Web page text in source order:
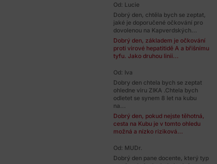
Od: Lucie
Dobrý den, chtěla bych se zeptat,
jaké je doporučené očkování pro
dovolenou na Kapverdských...
Dobrý den, základem je očkování
proti virové hepatitidě A a břišnímu
tyfu. Jako druhou linii...
Od: Iva
Dobry den chtela bych se zeptat
ohledne viru ZIKA .Chtela bych
odletet se synem 8 let na kubu
na...
Dobrý den, pokud nejste těhotná,
cesta na Kubu je v tomto ohledu
možná a nízko riziková...
Od: MUDr.
Dobrý den pane docente, který typ